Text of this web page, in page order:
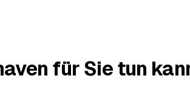
für Sie tun